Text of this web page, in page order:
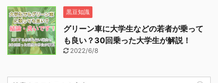
黒豆知識
グリーン車に大学生などの若者が乗って
も良い？30回乗った大学生が解説！
2022/6/8